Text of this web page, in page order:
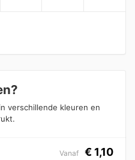
verschillende kleuren en
Vanaf € 1,10